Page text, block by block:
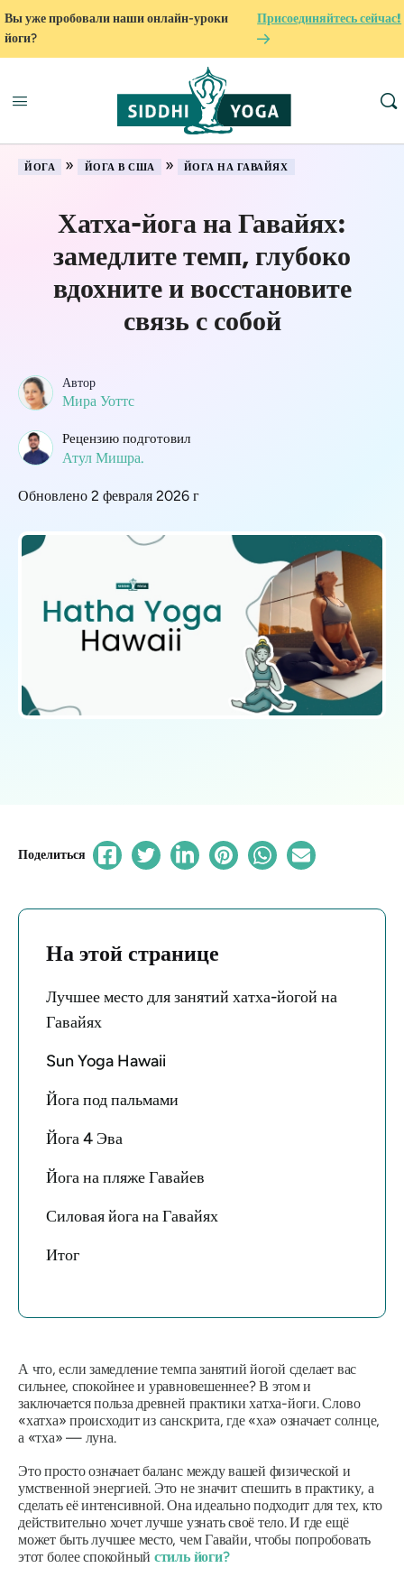
Вы уже пробовали наши онлайн-уроки
йоги?
Присоединяйтесь сейчас!
ЙОГА » ЙОГА В США » ЙОГА НА ГАВАЙЯХ
Хатха-йога на Гавайях:
замедлите темп, глубоко
вдохните и восстановите
связь с собой
Автор
Мира Уоттс
Рецензию подготовил
Атул Мишра.
Обновлено 2 февраля 2026 г
Поделиться
На этой странице
Лучшее место для занятий хатха-йогой на
Гавайях
Sun Yoga Hawaii
Йога под пальмами
Йога 4 Эва
Йога на пляже Гавайев
Силовая йога на Гавайях
Итог
А что, если замедление темпа занятий йогой сделает вас
сильнее, спокойнее и уравновешеннее? В этом и
заключается польза древней практики хатха-йоги. Слово
«хатха» происходит из санскрита, где «ха» означает солнце,
а «тха» — луна.
Это просто означает баланс между вашей физической и
умственной энергией. Это не значит спешить в практику, а
сделать её интенсивной. Она идеально подходит для тех, кто
действительно хочет лучше узнать своё тело. И где ещё
может быть лучшее место, чем Гавайи, чтобы попробовать
этот более спокойный стиль йоги?